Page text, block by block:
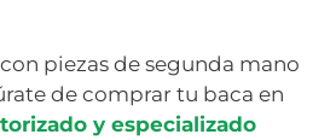
piezas de segunda mano
de comprar tu baca en
y especializado